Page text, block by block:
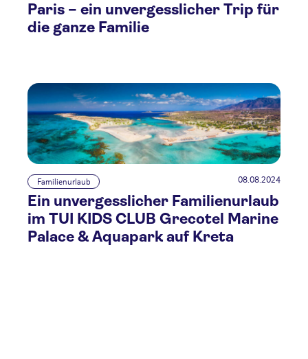
Paris – ein unvergesslicher Trip für
die ganze Familie
Familienurlaub 08.08.2024
Ein unvergesslicher Familienurlaub
im TUI KIDS CLUB Grecotel Marine
Palace & Aquapark auf Kreta